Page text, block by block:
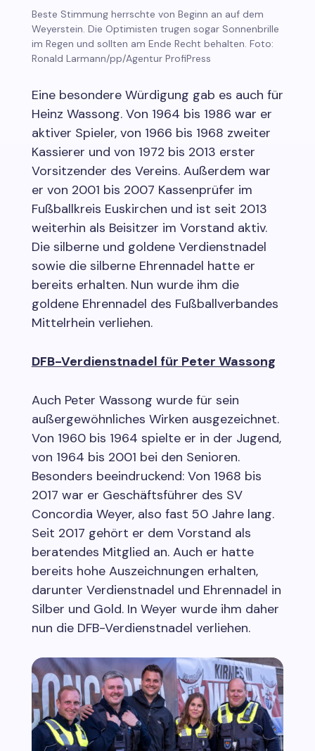
Beste Stimmung herrschte von Beginn an auf dem
Weyerstein. Die Optimisten trugen sogar Sonnenbrille
im Regen und sollten am Ende Recht behalten. Foto:
Ronald Larmann/pp/Agentur ProfiPress
Eine besondere Würdigung gab es auch für
Heinz Wassong. Von 1964 bis 1986 war er
aktiver Spieler, von 1966 bis 1968 zweiter
Kassierer und von 1972 bis 2013 erster
Vorsitzender des Vereins. Außerdem war
er von 2001 bis 2007 Kassenprüfer im
Fußballkreis Euskirchen und ist seit 2013
weiterhin als Beisitzer im Vorstand aktiv.
Die silberne und goldene Verdienstnadel
sowie die silberne Ehrennadel hatte er
bereits erhalten. Nun wurde ihm die
goldene Ehrennadel des Fußballverbandes
Mittelrhein verliehen.
DFB-Verdienstnadel für Peter Wassong
Auch Peter Wassong wurde für sein
außergewöhnliches Wirken ausgezeichnet.
Von 1960 bis 1964 spielte er in der Jugend,
von 1964 bis 2001 bei den Senioren.
Besonders beeindruckend: Von 1968 bis
2017 war er Geschäftsführer des SV
Concordia Weyer, also fast 50 Jahre lang.
Seit 2017 gehört er dem Vorstand als
beratendes Mitglied an. Auch er hatte
bereits hohe Auszeichnungen erhalten,
darunter Verdienstnadel und Ehrennadel in
Silber und Gold. In Weyer wurde ihm daher
nun die DFB-Verdienstnadel verliehen.